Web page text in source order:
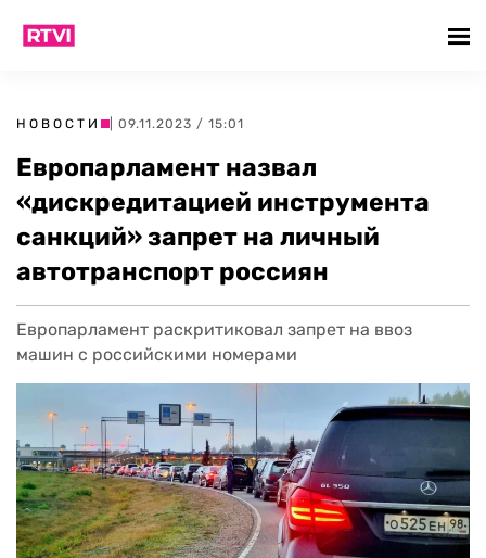
НОВОСТИ | 09.11.2023 / 15:01
Европарламент назвал
«дискредитацией инструмента
санкций» запрет на личный
автотранспорт россиян
Европарламент раскритиковал запрет на ввоз
машин с российскими номерами